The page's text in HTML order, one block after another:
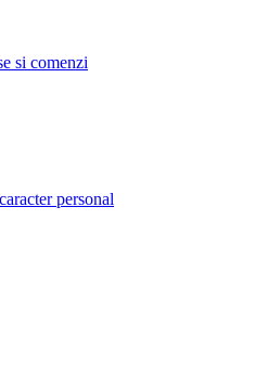
si comenzi
personal